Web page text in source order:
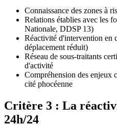
Connaissance des zones à
Relations établies avec les
Nationale, DDSP 13)
Réactivité d'intervention en
déplacement réduit)
Réseau de sous-traitants
d'activité
Compréhension des enjeux
cité phocéenne
Critère 3 : La
24h/24